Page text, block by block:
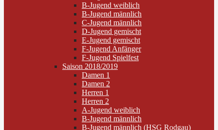
B-Jugend weiblich
B-Jugend männlich
C-Jugend männlich
D-Jugend gemischt
E-Jugend gemischt
F-Jugend Anfänger
F-Jugend Spielfest
Saison 2018/2019
Damen 1
Damen 2
Herren 1
Herren 2
A-Jugend weiblich
B-Jugend männlich
B-Jugend männlich (HSG Rodgau)